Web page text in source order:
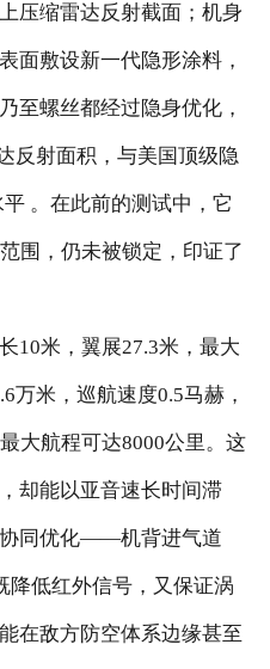
压缩雷达反射截面；机身
面敷设新一代隐形涂料，
至螺丝都经过隐身优化，
反射面积，与美国顶级隐
。在此前的测试中，它
围，仍未被锁定，印证了
米，翼展27.3米，最大
万米，巡航速度0.5马赫，
大航程可达8000公里。这
却能以亚音速长时间滞
同优化——机背进气道
降低红外信号，又保证涡
在敌方防空体系边缘甚至